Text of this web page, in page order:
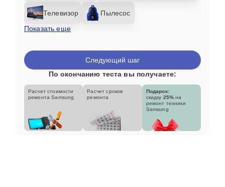
Телевизор
Пылесос
Показать еще
Следующий шаг
По окончанию теста вы получаете:
Расчет стоимости
ремонта Samsung
Расчет сроков
ремонта
Подарок:
скидку 25% на
ремонт техники
Samsung